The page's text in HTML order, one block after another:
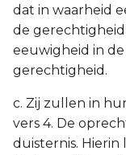
dat in waarheid
de
eeuwigheid in
gerechtigheid.
c. Zij zullen in
vers 4. De
duisternis.